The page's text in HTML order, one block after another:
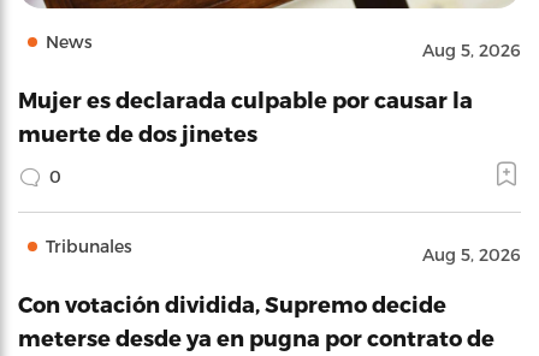
News Aug 5, 2026
Mujer es declarada culpable por causar la
muerte de dos jinetes
0
Tribunales Aug 5, 2026
Con votación dividida, Supremo decide
meterse desde ya en pugna por contrato de